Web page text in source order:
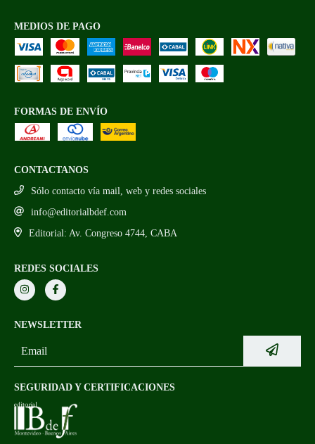
MEDIOS DE PAGO
FORMAS DE ENVÍO
CONTACTANOS
Sólo contacto vía mail, web y redes sociales
info@editorialbdef.com
Editorial: Av. Congreso 4744, CABA
REDES SOCIALES
NEWSLETTER
SEGURIDAD Y CERTIFICACIONES